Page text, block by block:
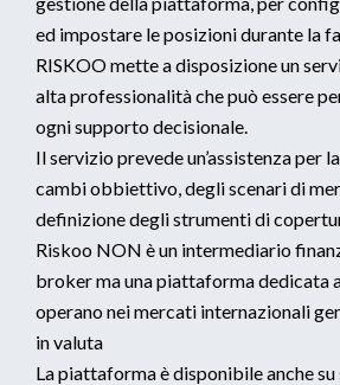
ed impostare le posizioni durante la
RISKOO mette a disposizione un
alta professionalità che può essere
ogni supporto decisionale.
Il servizio prevede un’assistenza per
cambi obbiettivo, degli scenari di
definizione degli strumenti di
Riskoo NON è un intermediario
broker ma una piattaforma dedicata
operano nei mercati internazionali
in valuta
La piattaforma è disponibile anche